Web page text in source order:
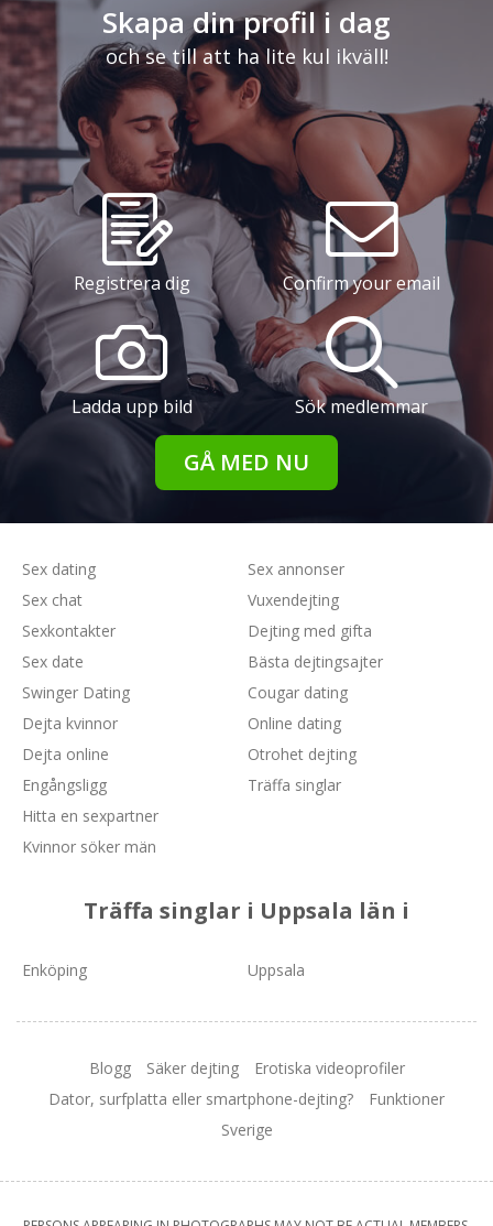
Skapa din profil i dag
och se till att ha lite kul ikväll!
Registrera dig Confirm your email
Ladda upp bild Sök medlemmar
GÅ MED NU
Sex dating
Sex chat
Sexkontakter
Sex date
Swinger Dating
Sex annonser
Vuxendejting
Dejting med gifta
Bästa dejtingsajter
Cougar dating
Dejta kvinnor
Dejta online
Engångsligg
Hitta en sexpartner
Kvinnor söker män
Online dating
Otrohet dejting
Träffa singlar
Träffa singlar i Uppsala län i
Enköping Uppsala
Blogg Säker dejting
Erotiska videoprofiler
Dator, surfplatta eller smartphone-dejting?
Funktioner
Sverige